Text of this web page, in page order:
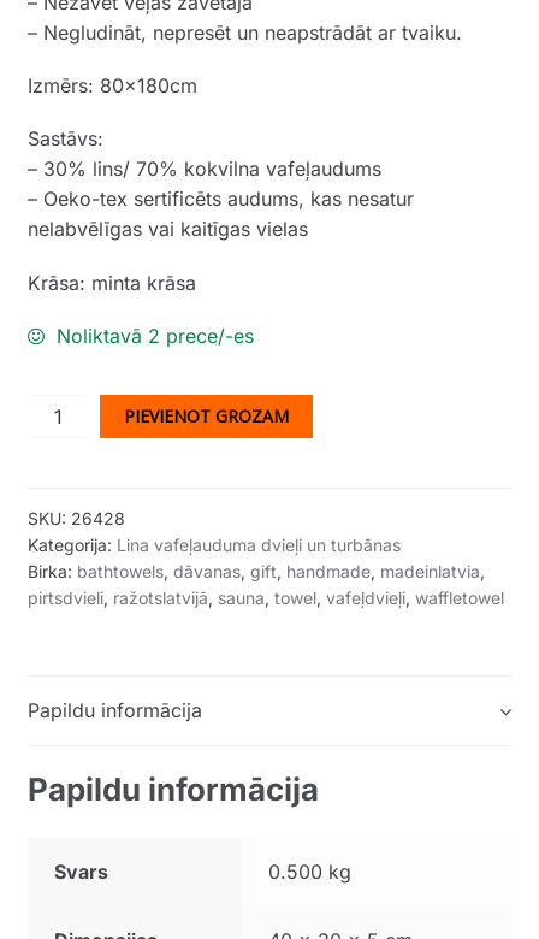
– Negludināt, nepresēt un neapstrādāt ar tvaiku.
Izmērs: 80x180cm
Sastāvs:
– 30% lins/ 70% kokvilna vafeļaudums
– Oeko-tex sertificēts audums, kas nesatur
nelabvēlīgas vai kaitīgas vielas
Krāsa: minta krāsa
Noliktavā 2 prece/-es
Vafeļauduma
krāsa)
quantity
PIEVIENOT GROZAM
SKU: 26428
Kategorija: Lina vafeļauduma dvieļi un turbānas
Birka: bathtowels, dāvanas, gift, handmade, madeinlatvia,
pirtsdvieli, ražotslatvijā, sauna, towel, vafeļdvieļi, waffletowel
Papildu informācija
Papildu informācija
Svars 0.500 kg